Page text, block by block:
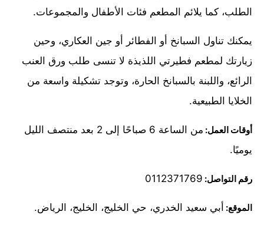
الطلب، كما يلائم المطعم فئات الأطفال والمجموعات.
يمكنك تناول السبانخ أو الفطائر أو جين العكاري، وحين
زيارتك لمطعم فطيرتي اللذيذة لا تنسى طلب ورق العنب
الرائع، واللبنة بالسبانخ الحارة، وتوجد تشكيلة واسعة من
الخلايا الطبيعية.
أوقات العمل:
من الساعة 6 صباحًا إلى 2 بعد منتصف الليل
يوميًا.
رقم التواصل: 0112371769
الموقع: أبي سعيد الخدري، حي الخليج، الخليج، الرياض.